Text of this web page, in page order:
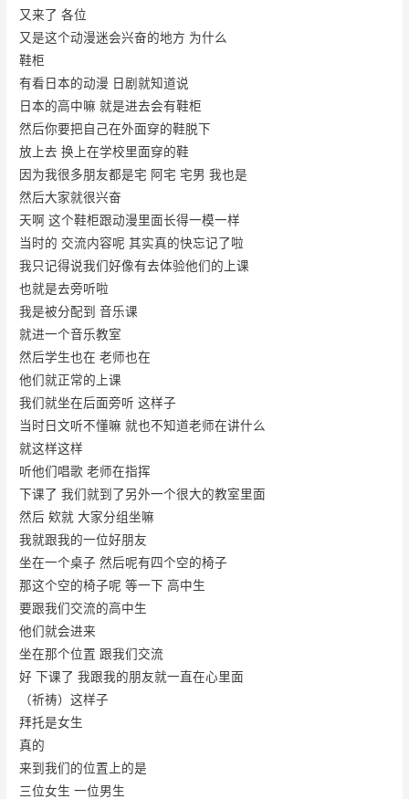
又来了 各位
又是这个动漫迷会兴奋的地方 为什么
鞋柜
有看日本的动漫 日剧就知道说
日本的高中嘛 就是进去会有鞋柜
然后你要把自己在外面穿的鞋脱下
放上去 换上在学校里面穿的鞋
因为我很多朋友都是宅 阿宅 宅男 我也是
然后大家就很兴奋
天啊 这个鞋柜跟动漫里面长得一模一样
当时的 交流内容呢 其实真的快忘记了啦
我只记得说我们好像有去体验他们的上课
也就是去旁听啦
我是被分配到 音乐课
就进一个音乐教室
然后学生也在 老师也在
他们就正常的上课
我们就坐在后面旁听 这样子
当时日文听不懂嘛 就也不知道老师在讲什么
就这样这样
听他们唱歌 老师在指挥
下课了 我们就到了另外一个很大的教室里面
然后 欸就 大家分组坐嘛
我就跟我的一位好朋友
坐在一个桌子 然后呢有四个空的椅子
那这个空的椅子呢 等一下 高中生
要跟我们交流的高中生
他们就会进来
坐在那个位置 跟我们交流
好 下课了 我跟我的朋友就一直在心里面
（祈祷）这样子
拜托是女生
真的
来到我们的位置上的是
三位女生 一位男生